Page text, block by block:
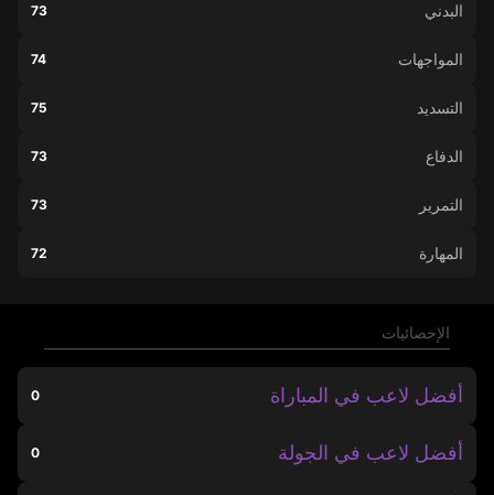
البدني 73
المواجهات 74
التسديد 75
الدفاع 73
التمرير 73
المهارة 72
الإحصائيات
أفضل لاعب في المباراة 0
أفضل لاعب في الجولة 0